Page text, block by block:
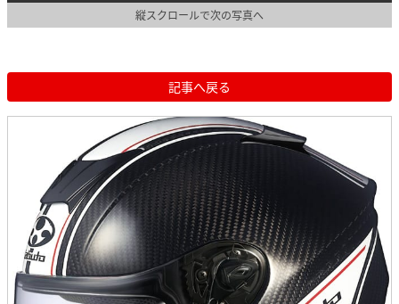
縦スクロールで次の写真へ
記事へ戻る